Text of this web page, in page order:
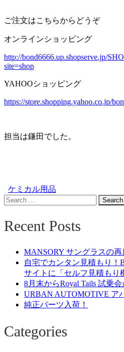
ご注文はこちらからどうぞ
オンラインショッピング
http://bond6666.up.shopserve.jp/
site=shop
YAHOOショッピング
https://store.shopping.yahoo.co.jp/
担当は鎌田でした。
ケミカル用品
Search
for:
Recent Posts
MANSORY サングラスの
自宅でカンタン見積もり！
サイトに「セルフ見積もり
8月末からRoyal Tails 試乗
URBAN AUTOMOTIVE ア
純正パーツ入荷！
Categories